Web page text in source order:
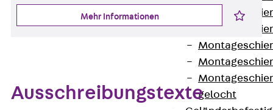
gelocht
Mehr Informationen
Ausschreibungstexte